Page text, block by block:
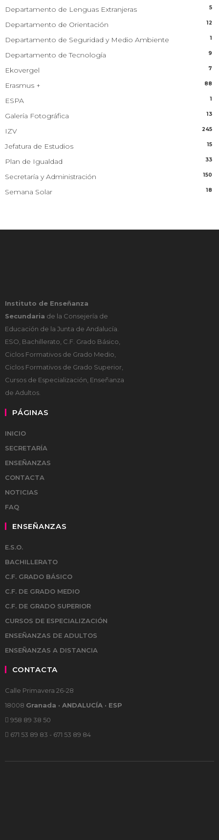
Departamento de Lenguas Extranjeras 5
Departamento de Orientación 12
Departamento de Seguridad y Medio Ambiente 1
Departamento de Tecnología 9
Ekovergel 7
Erasmus + 88
ESPA 1
Galería Fotográfica 13
IZV 245
Jefatura de Estudios 15
Plan de Igualdad 33
Secretaría y Administración 150
Semana Solar 18
Instituto de Enseñanza
Secundaria de la Consejería de
Educación de la Junta de Andalucía.
ESO, Bachillerato, C.F. Grado Básico,
Ciclos Formativos de Grado Medio,
Ciclos Formativos de Grado Superior,
Cursos de Especialización, Enseñanza
de Adultos.
PÁGINAS
INICIO
SECRETARÍA
ENSEÑANZAS
CONTACTA
NOTICIAS
FAQ
ENSEÑANZAS
E.S.O.
BACHILLERATO
C.F. GRADO BÁSICO
C.F. DE GRADO MEDIO
C.F. DE GRADO SUPERIOR
CURSOS DE ESPECIALIZACIÓN
ENSEÑANZAS DE ADULTOS
ENSEÑANZAS A DISTANCIA
CONTACTA
Calle Primavera 26-28
18008 Granada · ANDALUCÍA · ESP
958 89 38 50
671 53 89 83 - 671 53 89 84